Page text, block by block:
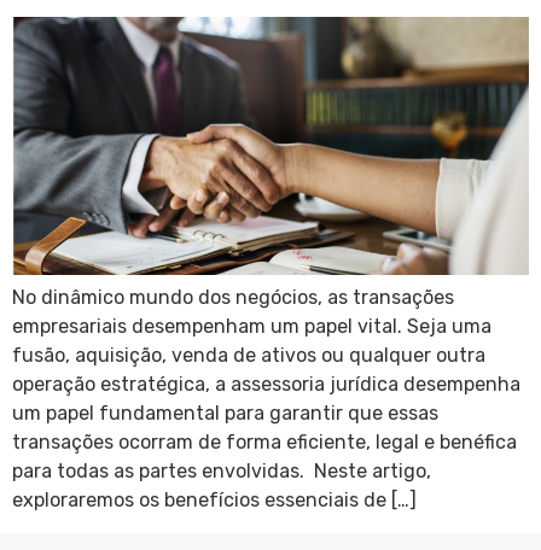
No dinâmico mundo dos negócios, as transações
empresariais desempenham um papel vital. Seja uma
fusão, aquisição, venda de ativos ou qualquer outra
operação estratégica, a assessoria jurídica desempenha
um papel fundamental para garantir que essas
transações ocorram de forma eficiente, legal e benéfica
para todas as partes envolvidas. Neste artigo,
exploraremos os benefícios essenciais de […]